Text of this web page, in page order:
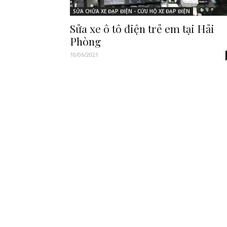
SỬA CHỮA XE ĐẠP ĐIỆN - CỨU HỘ XE ĐẠP ĐIỆN
Sửa xe ô tô điện trẻ em tại Hải
Phòng
10/06/2021